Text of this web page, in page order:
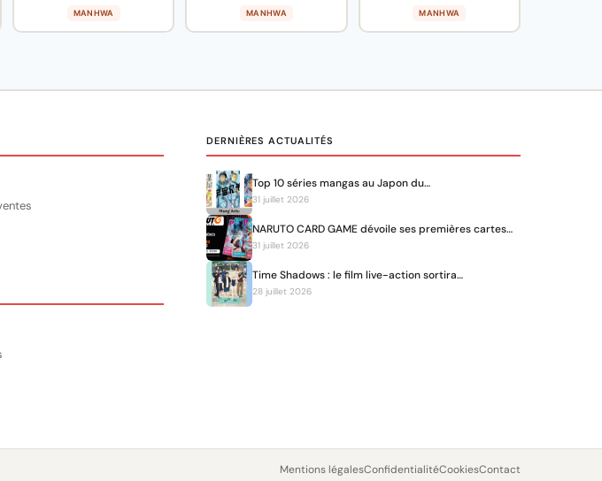
MANHWA MANHWA MANHWA
DERNIÈRES ACTUALITÉS
Top 10 séries mangas au Japon du…
31 juillet 2026
NARUTO CARD GAME dévoile ses premières cartes…
31 juillet 2026
Time Shadows : le film live-action sortira…
28 juillet 2026
Mentions légalesConfidentialitéCookiesContact